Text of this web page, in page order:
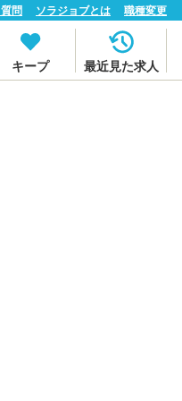
問 ソラジョブとは 職種変更
キープ 最近見た求人